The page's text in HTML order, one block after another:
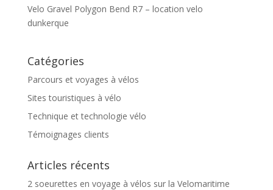
Velo Gravel Polygon Bend R7 – location velo
dunkerque
Catégories
Parcours et voyages à vélos
Sites touristiques à vélo
Technique et technologie vélo
Témoignages clients
Articles récents
2 soeurettes en voyage à vélos sur la Velomaritime